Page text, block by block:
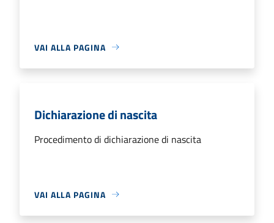
VAI ALLA PAGINA
Dichiarazione di nascita
Procedimento di dichiarazione di nascita
VAI ALLA PAGINA